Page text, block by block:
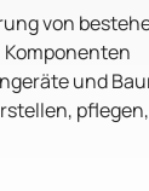
von
und